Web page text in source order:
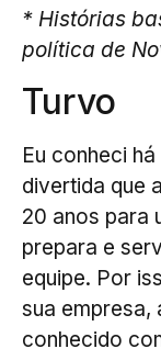
* Histórias
política de
Turvo
Eu conheci
divertida que
20 anos para
prepara e
equipe. Por
sua empresa,
conhecido